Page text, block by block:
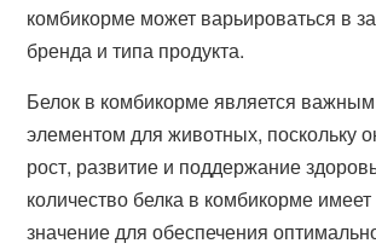
комбикорме может варьироваться в
бренда и типа продукта.
Белок в комбикорме является
элементом для животных, поскольку
рост, развитие и поддержание
количество белка в комбикорме
значение для обеспечения